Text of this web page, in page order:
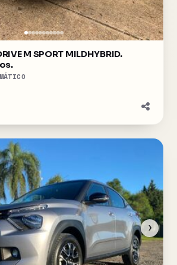
M SPORT MILDHYBRID.
›